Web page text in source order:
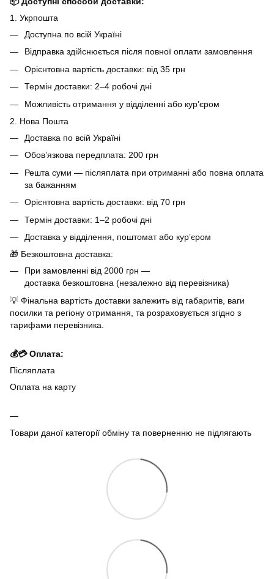
1. Укрпошта
Доступна по всій Україні
Відправка здійснюється після повної оплати замовлення
Орієнтовна вартість доставки: від 35 грн
Термін доставки: 2–4 робочі дні
Можливість отримання у відділенні або кур’єром
2. Нова Пошта
Доставка по всій Україні
Обов’язкова передплата: 200 грн
Решта суми — післяплата при отриманні або повна оплата
за бажанням
Орієнтовна вартість доставки: від 70 грн
Термін доставки: 1–2 робочі дні
Доставка у відділення, поштомат або кур’єром
🎁 Безкоштовна доставка:
При замовленні від 2000 грн —
доставка безкоштовна (незалежно від перевізника)
💡 Фінальна вартість доставки залежить від габаритів, ваги
посилки та регіону отримання, та розраховується згідно з
тарифами перевізника.
💰💳 Оплата:
Післяплата
Оплата на карту
Товари даної категорії обміну та поверненню не підлягають